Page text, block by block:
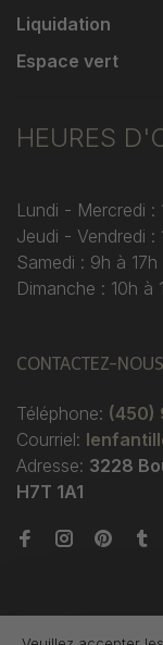
Liquidation
Espace vert
HEURES
Lundi - Mercredi :
Jeudi - Vendredi :
Samedi : 9h à 17h
Dimanche : 10h à
CONTACTEZ-NOUS
Téléphone: (450)
Courriel:
Adresse: 3228
H7T 1A1